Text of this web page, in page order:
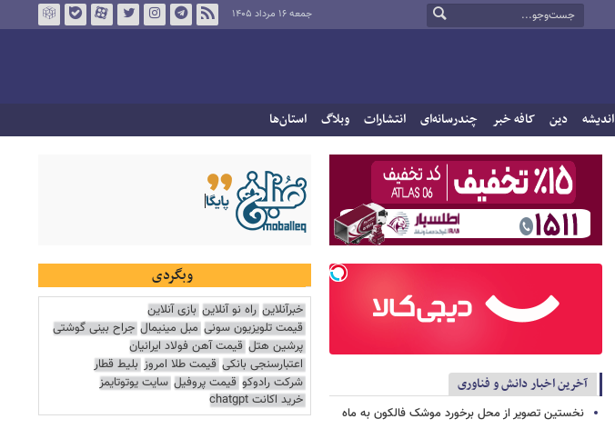
جمعه ۱۶ مرداد ۱۴۰۵
اندیشه دین کافه خبر چندرسانه‌ای انتشارات وبلاگ استان‌ها
آخرین اخبار دانش و فناوری
نخستین تصویر از محل برخورد موشک فالکون به ماه
وبگردی
خبرآنلاین راه نو آنلاین بازی آنلاین
قیمت تلویزیون سونی مبل مینیمال جراح بینی گوشتی
پرشین هتل قیمت آهن فولاد ایرانیان
اعتبارسنجی بانکی قیمت طلا امروز بلیط قطار
شرکت رادوکو قیمت پروفیل سایت یوتوتایمز
خرید اکانت chatgpt